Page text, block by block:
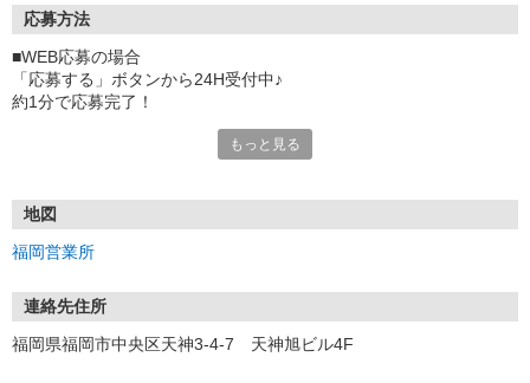
応募方法
■WEB応募の場合
「応募する」ボタンから24H受付中♪
約1分で応募完了！
①応募から3営業日を目安に、メールorお電話でご連絡します。
★スマホでWEB面接（LINEなど）・出張面接・事務所面接と選べま
す
③面接実施（履歴書不要）
もっと見る
地図
福岡営業所
連絡先住所
福岡県福岡市中央区天神3-4-7 天神旭ビル4F